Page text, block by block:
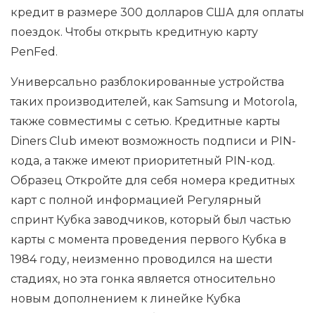
кредит в размере 300 долларов США для оплаты
поездок. Чтобы открыть кредитную карту
PenFed.
Универсально разблокированные устройства
таких производителей, как Samsung и Motorola,
также совместимы с сетью. Кредитные карты
Diners Club имеют возможность подписи и PIN-
кода, а также имеют приоритетный PIN-код.
Образец Откройте для себя номера кредитных
карт с полной информацией Регулярный
спринт Кубка заводчиков, который был частью
карты с момента проведения первого Кубка в
1984 году, неизменно проводился на шести
стадиях, но эта гонка является относительно
новым дополнением к линейке Кубка